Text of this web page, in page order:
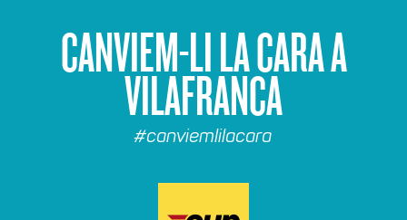
CANVIEM-LI LA CARA A
VILAFRANCA
#canviemlilacara